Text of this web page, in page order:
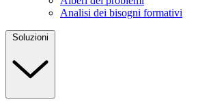
Analisi dei bisogni formativi
Soluzioni